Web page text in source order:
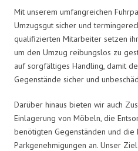
Mit unserem umfangreichen
Umzugsgut sicher und
qualifizierten Mitarbeiter setzen
um den Umzug reibungslos zu
auf sorgfältiges Handling, damit
Gegenstände sicher und
Darüber hinaus bieten wir auch
Einlagerung von Möbeln, die
benötigten Gegenständen und die
Parkgenehmigungen an. Unser